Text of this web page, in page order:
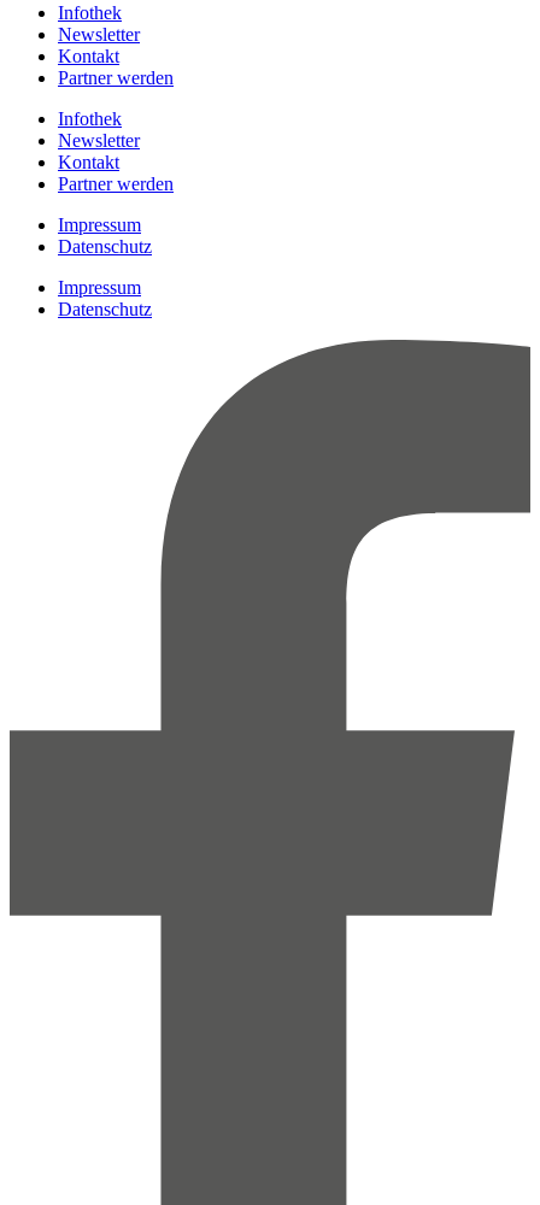
Infothek
Newsletter
Kontakt
Partner werden
Infothek
Newsletter
Kontakt
Partner werden
Impressum
Datenschutz
Impressum
Datenschutz